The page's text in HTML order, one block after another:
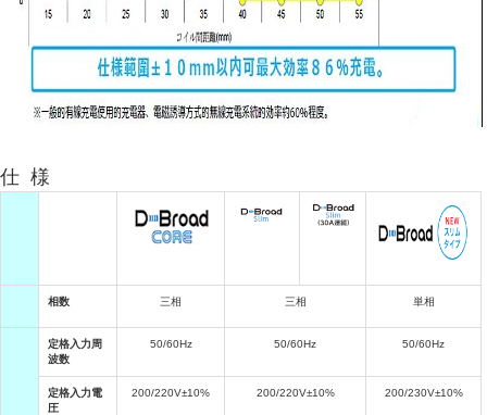
仕 様
相数 三相 三相 単相
定格入力周
波数
50/60Hz 50/60Hz 50/60Hz
定格入力電
圧
200/220V±10% 200/220V±10% 200/230V±10%